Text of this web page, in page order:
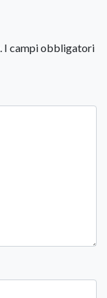
I campi obbligatori